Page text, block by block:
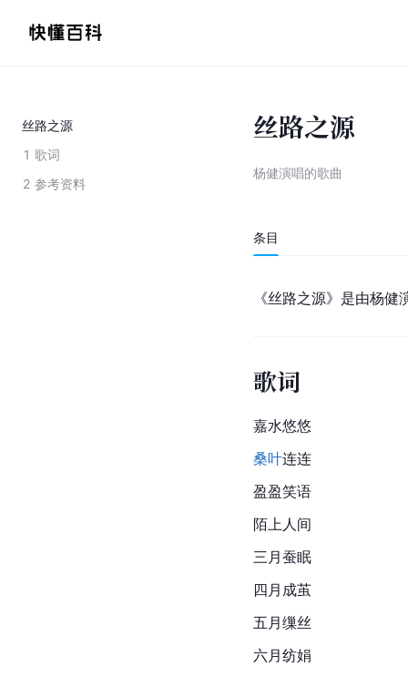
丝路之源
1 歌词
2 参考资料
丝路之源
杨健演唱的歌曲
条目
《丝路之源》是由杨健
歌词
嘉水悠悠
桑叶连连
盈盈笑语
陌上人间
三月蚕眠
四月成茧
五月缫丝
六月纺娟